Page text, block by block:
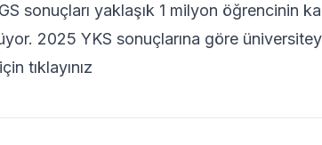
sonuçları yaklaşık 1 milyon öğrencinin
2025 YKS sonuçlarına göre
tıklayınız